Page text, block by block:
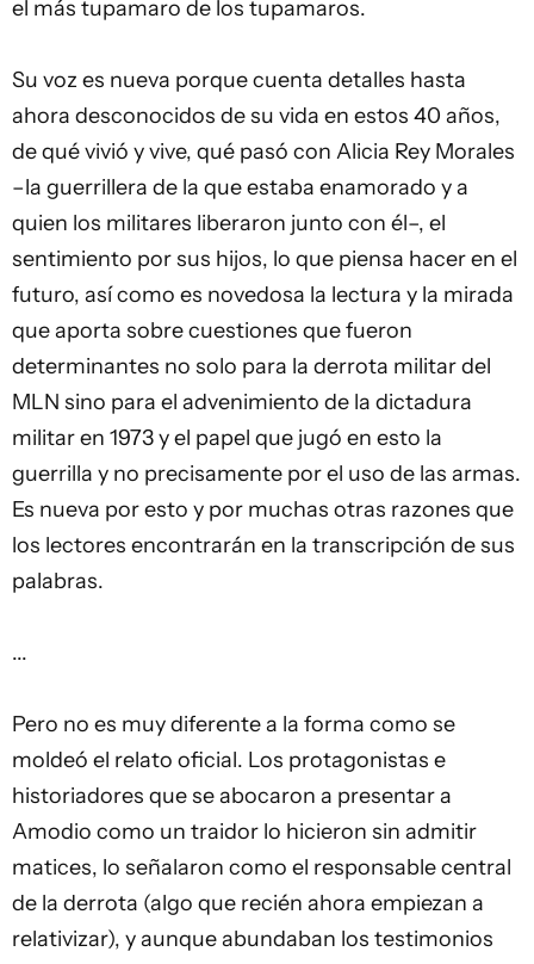
el más tupamaro de los tupamaros.
Su voz es nueva porque cuenta detalles hasta
ahora desconocidos de su vida en estos 40 años,
de qué vivió y vive, qué pasó con Alicia Rey Morales
–la guerrillera de la que estaba enamorado y a
quien los militares liberaron junto con él–, el
sentimiento por sus hijos, lo que piensa hacer en el
futuro, así como es novedosa la lectura y la mirada
que aporta sobre cuestiones que fueron
determinantes no solo para la derrota militar del
MLN sino para el advenimiento de la dictadura
militar en 1973 y el papel que jugó en esto la
guerrilla y no precisamente por el uso de las armas.
Es nueva por esto y por muchas otras razones que
los lectores encontrarán en la transcripción de sus
palabras.
...
Pero no es muy diferente a la forma como se
moldeó el relato oficial. Los protagonistas e
historiadores que se abocaron a presentar a
Amodio como un traidor lo hicieron sin admitir
matices, lo señalaron como el responsable central
de la derrota (algo que recién ahora empiezan a
relativizar), y aunque abundaban los testimonios